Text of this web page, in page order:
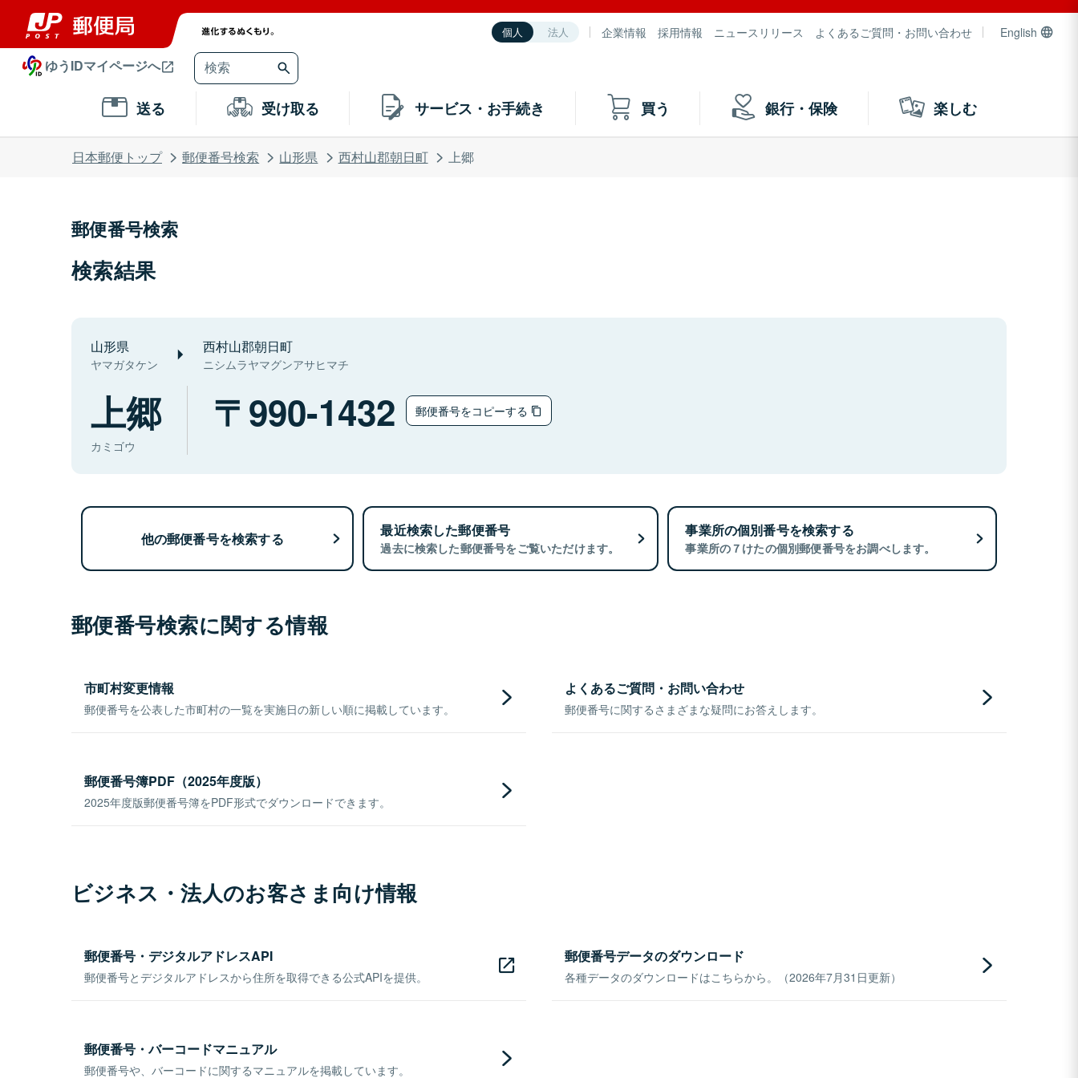
個人 法人 企業情報 採用情報 ニュースリリース よくあるご質問・お問い合わせ English
ゆうIDマイページへ
送る 受け取る サービス・お手続き 買う 銀行・保険 楽しむ
日本郵便トップ 郵便番号検索 山形県 西村山郡朝日町 上郷
郵便番号検索
検索結果
山形県
ヤマガタケン
西村山郡朝日町
ニシムラヤマグンアサヒマチ
上郷
カミゴウ
990-1432 郵便番号をコピーする
他の郵便番号を検索する 最近検索した郵便番号
過去に検索した郵便番号をご覧いただけます。
事業所の個別番号を検索する
事業所の７けたの個別郵便番号をお調べします。
郵便番号検索に関する情報
市町村変更情報
郵便番号を公表した市町村の一覧を実施日の新しい順に掲載しています。
よくあるご質問・お問い合わせ
郵便番号に関するさまざまな疑問にお答えします。
郵便番号簿PDF（2025年度版）
2025年度版郵便番号簿をPDF形式でダウンロードできます。
ビジネス・法人のお客さま向け情報
郵便番号・デジタルアドレスAPI
郵便番号とデジタルアドレスから住所を取得できる公式APIを提供。
郵便番号データのダウンロード
各種データのダウンロードはこちらから。（2026年7月31日更新）
郵便番号・バーコードマニュアル
郵便番号や、バーコードに関するマニュアルを掲載しています。